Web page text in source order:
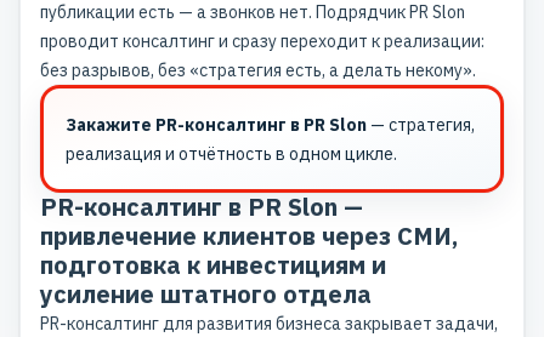
публикации есть — а звонков нет. Подрядчик PR Slon
проводит консалтинг и сразу переходит к реализации:
без разрывов, без «стратегия есть, а делать некому».
Закажите PR-консалтинг в PR Slon— стратегия,
реализация и отчётность в одном цикле.
PR-консалтинг в PR Slon —
привлечение клиентов через СМИ,
подготовка к инвестициям и
усиление штатного отдела
PR-консалтинг для развития бизнеса закрывает задачи,